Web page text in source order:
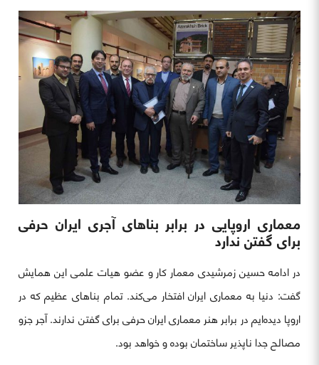
معماری اروپایی در برابر بناهای آجری ایران حرفی
برای گفتن ندارد
در ادامه حسین زمرشیدی معمار کار و عضو هیات علمی این همایش
گفت: دنیا به معماری ایران افتخار می‌کند. تمام بناهای عظیم که در
اروپا دیده‌ایم در برابر هنر معماری ایران حرفی برای گفتن ندارند. آجر جزو
مصالح جدا ناپذیر ساختمان بوده و خواهد بود.